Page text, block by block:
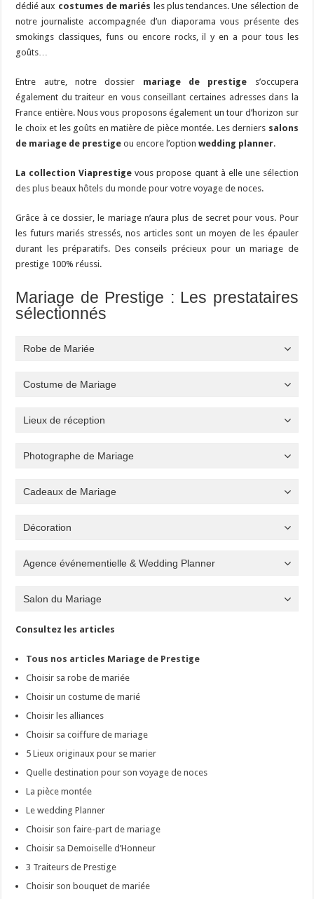
dédié aux costumes de mariés les plus tendances. Une sélection de
notre journaliste accompagnée d’un diaporama vous présente des
smokings classiques, funs ou encore rocks, il y en a pour tous les
goûts…
Entre autre, notre dossier mariage de prestige s’occupera
également du traiteur en vous conseillant certaines adresses dans la
France entière. Nous vous proposons également un tour d’horizon sur
le choix et les goûts en matière de pièce montée. Les derniers salons
de mariage de prestige ou encore l’optionwedding planner.
La collection Viaprestige vous propose quant à elle une sélection
des plus beaux hôtels du monde pour votre voyage de noces.
Grâce à ce dossier, le mariage n’aura plus de secret pour vous. Pour
les futurs mariés stressés, nos articles sont un moyen de les épauler
durant les préparatifs. Des conseils précieux pour un mariage de
prestige 100% réussi.
Mariage de Prestige : Les prestataires
sélectionnés
Robe de Mariée
Costume de Mariage
Lieux de réception
Photographe de Mariage
Cadeaux de Mariage
Décoration
Agence événementielle & Wedding Planner
Salon du Mariage
Consultez les articles
Tous nos articles Mariage de Prestige
Choisir sa robe de mariée
Choisir un costume de marié
Choisir les alliances
Choisir sa coiffure de mariage
5 Lieux originaux pour se marier
Quelle destination pour son voyage de noces
La pièce montée
Le wedding Planner
Choisir son faire-part de mariage
Choisir sa Demoiselle d’Honneur
3 Traiteurs de Prestige
Choisir son bouquet de mariée